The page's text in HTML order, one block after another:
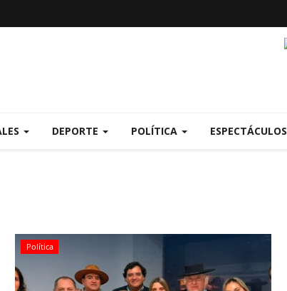
DEPORTE POLÍTICA ESPECTÁCULOS
Política